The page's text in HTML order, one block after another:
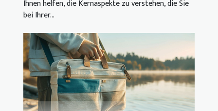
Ihnen helfen, die Kernaspekte zu verstehen, die Sie
bei Ihrer...